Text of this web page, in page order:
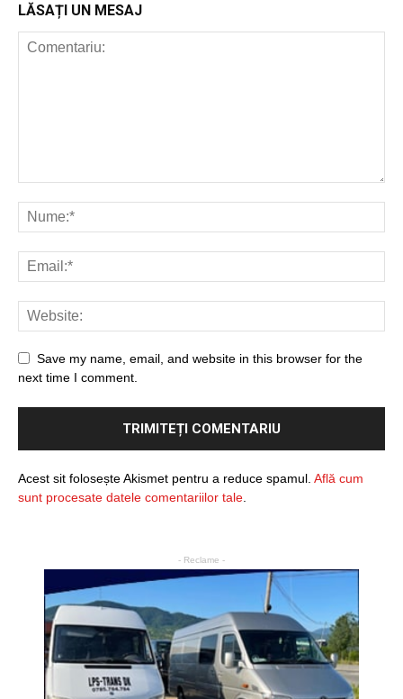
LĂSAȚI UN MESAJ
Save my name, email, and website in this browser for the
next time I comment.
Acest sit folosește Akismet pentru a reduce spamul. Află cum
sunt procesate datele comentariilor tale
- Reclame -